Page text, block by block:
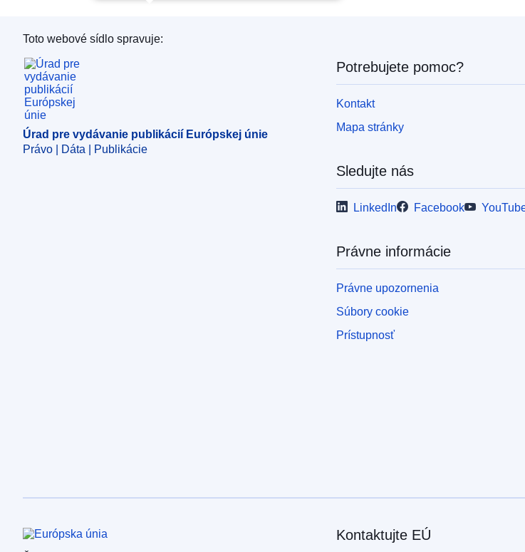
Úrad pre vydávanie publikácií Európskej únie
Toto webové sídlo spravuje:
Úrad pre vydávanie publikácií Európskej únie
Právo | Dáta | Publikácie
Potrebujete pomoc?
Kontakt
Mapa stránky
Sledujte nás
LinkedIn Facebook
Právne informácie
Právne upozornenia
Súbory cookie
Prístupnosť
Európska únia Kontaktujte EÚ